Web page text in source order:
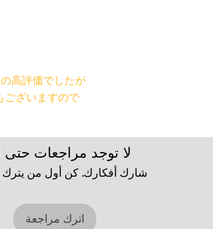
評価でしたが、
ございますので
لا توجد مراجعات حتى
شارك أفكارك. كن أول من يترك
اترك مراجعة